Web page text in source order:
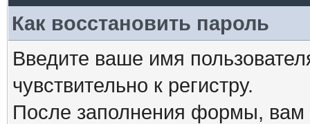
Как восстановить пароль
Введите ваше имя
чувствительно к регистру.
После заполнения формы, вам